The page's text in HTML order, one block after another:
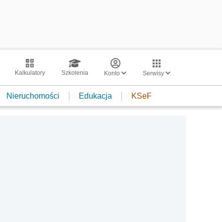
Kalkulatory Szkolenia Konto Serwisy
Nieruchomości Edukacja KSeF